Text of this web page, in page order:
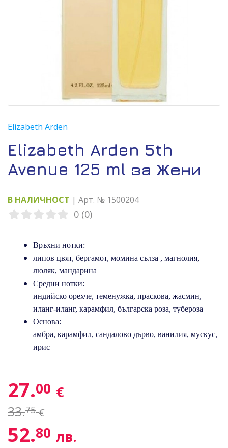
Elizabeth Arden
Elizabeth Arden 5th
Avenue 125 ml за Жени
В НАЛИЧНОСТ | Арт. № 1500204
0 (0)
Връхни нотки:
липов цвят, бергамот, момина сълза , магнолия,
люляк, мандарина
Средни нотки:
индийско орехче, теменужка, праскова, жасмин,
иланг-иланг, карамфил, българска роза, тубероза
Основа:
амбра, карамфил, сандалово дърво, ванилия, мускус,
ирис
27.00 €
33.75 €
52.80 лв.